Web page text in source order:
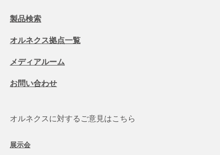
製品検索
オルネクス拠点一覧
メディアルーム
お問い合わせ
オルネクスに対するご意見はこちら
展示会